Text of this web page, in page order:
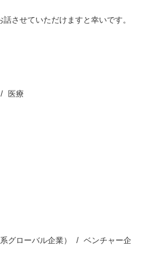
させていただけますと幸いです。
医療
グローバル企業）
ベンチャー企